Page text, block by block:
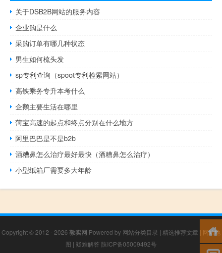
关于DSB2B网站的服务内容
企业购是什么
采购订单有哪几种状态
男生如何梳头发
sp专利查询（spoot专利检索网站）
高铁乘务专升本考什么
企鹅主要生活在哪里
菏宝高速的起点和终点分别在什么地方
阿里巴巴是不是b2b
酒糟鼻怎么治疗最好最快（酒糟鼻怎么治疗）
小型纸箱厂需要多大年龄
Copyright © 2012 - 2026 敦实网 Powered by 网站分类目录 | 精选推荐文章 | 网站地
图 | 疑难解答 陕ICP备05009492号